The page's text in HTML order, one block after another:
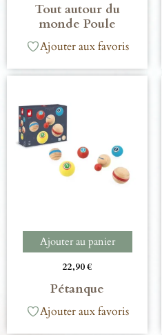
Tout autour du
monde Poule
Ajouter aux favoris
Ajouter au panier
22,90€
Pétanque
Ajouter aux favoris